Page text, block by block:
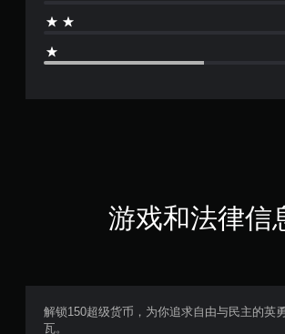
游戏和法律信
解锁150超级货币，为你追求自由与民主的英
瓦。